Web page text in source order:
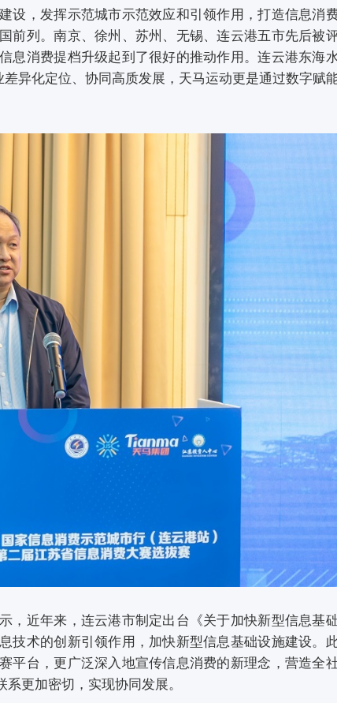
设，发挥示范城市示范效应和引领作用，打造信息消
前列。南京、徐州、苏州、无锡、连云港五市先后被
息消费提档升级起到了很好的推动作用。连云港东海
异化定位、协同高质发展，天马运动更是通过数字赋
，近年来，连云港市制定出台《关于加快新型信息基
技术的创新引领作用，加快新型信息基础设施建设。
平台，更广泛深入地宣传信息消费的新理念，营造全
更加密切，实现协同发展。